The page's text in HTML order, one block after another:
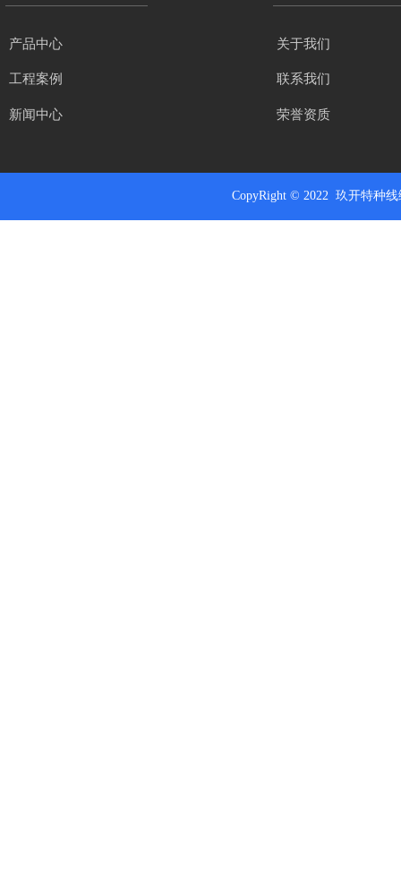
CopyRight © 2022 玖开特种
产品中心
工程案例
新闻中心
关于我们
联系我们
荣誉资质